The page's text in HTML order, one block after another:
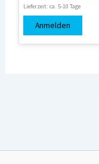
Lieferzeit:ca. 5-10 Tage
Anmelden